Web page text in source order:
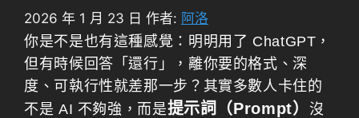
2026 年 1 月 23 日 作者: 阿洛
你是不是也有這種感覺：明明用了 ChatGPT，
但有時候回答「還行」，離你要的格式、深
度、可執行性就差那一步？其實多數人卡住的
不是 AI 不夠強，而是提示詞（Prompt）
沒